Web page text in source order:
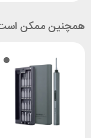
همچنین ممکن